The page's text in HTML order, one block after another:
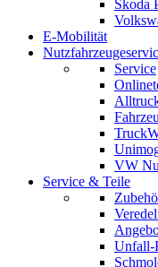
Škoda
E-Mobilität
Service
VW
Service & Teile
Unfall-